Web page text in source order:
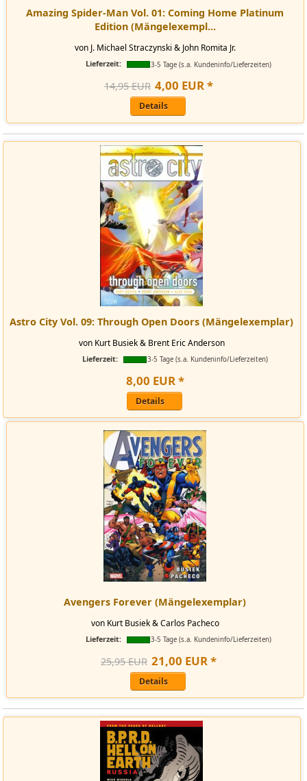
Amazing Spider-Man Vol. 01: Coming Home Platinum
Edition (Mängelexempl...
von J. Michael Straczynski & John Romita Jr.
Lieferzeit: 3-5 Tage (s.a. Kundeninfo/Lieferzeiten)
14,95 EUR 4,00 EUR*
Details
Astro City Vol. 09: Through Open Doors (Mängelexemplar)
von Kurt Busiek & Brent Eric Anderson
Lieferzeit: 3-5 Tage (s.a. Kundeninfo/Lieferzeiten)
8,00 EUR*
Details
Avengers Forever (Mängelexemplar)
von Kurt Busiek & Carlos Pacheco
Lieferzeit: 3-5 Tage (s.a. Kundeninfo/Lieferzeiten)
25,95 EUR 21,00 EUR*
Details